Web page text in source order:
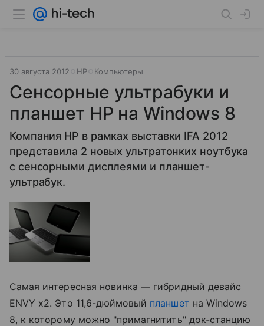
30 августа 2012 HP Компьютеры
Сенсорные ультрабуки и
планшет HP на Windows 8
Компания HP в рамках выставки IFA 2012
представила 2 новых ультратонких ноутбука
с сенсорными дисплеями и планшет-
ультрабук.
Самая интересная новинка — гибридный девайс
ENVY x2. Это 11,6-дюймовый планшет на Windows
8, к которому можно "примагнитить" док-станцию